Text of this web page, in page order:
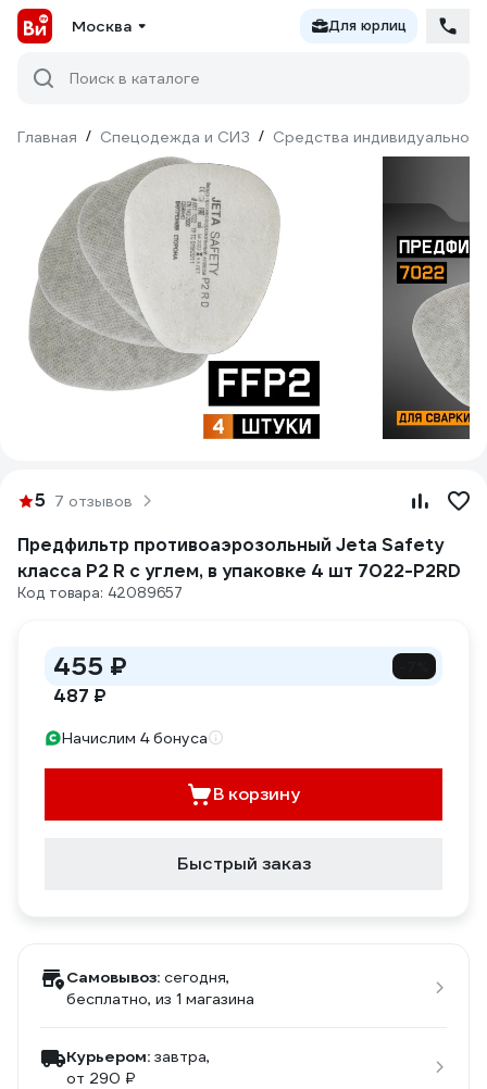
Москва Для юрлиц
Поиск в каталоге
Главная / Спецодежда и СИЗ / Средства индивидуальной
5 7 отзывов
Предфильтр противоаэрозольный Jeta Safety
класса P2 R с углем, в упаковке 4 шт 7022-P2RD
Код товара: 42089657
455 ₽
487 ₽
Начислим 4 бонуса
В корзину
Быстрый заказ
Самовывоз: сегодня,
бесплатно, из 1 магазина
Курьером: завтра,
от 290 ₽